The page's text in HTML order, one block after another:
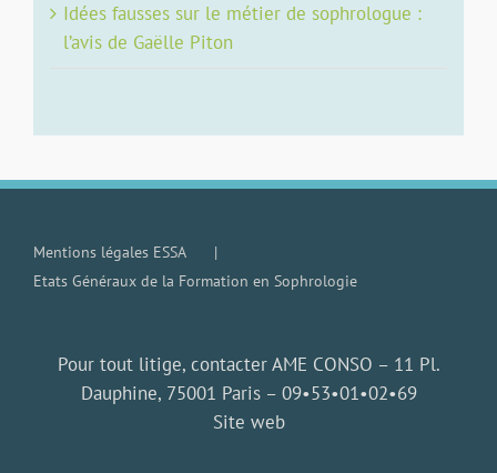
Idées fausses sur le métier de sophrologue :
l’avis de Gaëlle Piton
Mentions légales ESSA
Etats Généraux de la Formation en Sophrologie
Pour tout litige, contacter AME CONSO – 11 Pl.
Dauphine, 75001 Paris – 09•53•01•02•69
Site web